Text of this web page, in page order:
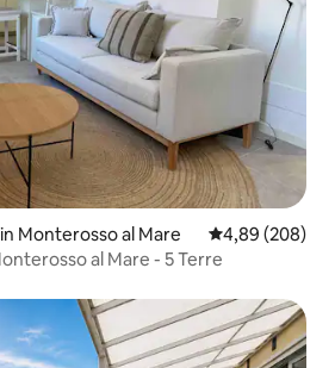
Monterosso al Mare
4,89 (208)
al Mare - 5 Terre